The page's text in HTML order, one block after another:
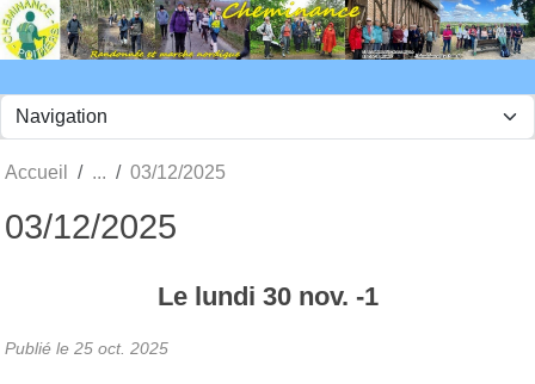
Accueil 03/12/2025
03/12/2025
Le lundi 30 nov. -1
Publié le 25 oct. 2025
Panneau de gestion des cookies